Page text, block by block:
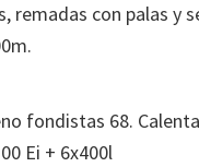
remadas con palas y
fondistas 68.
Ei + 6x400l